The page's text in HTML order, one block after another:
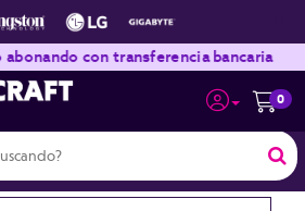
0
con transferencia bancaria